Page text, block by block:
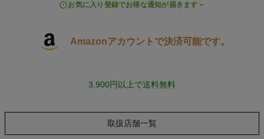
ビジネス
お気に入り登録でお得な通知が届きます
Amazonアカウントで決済可能です。
3,900円以上で送料無料
取扱店舗一覧